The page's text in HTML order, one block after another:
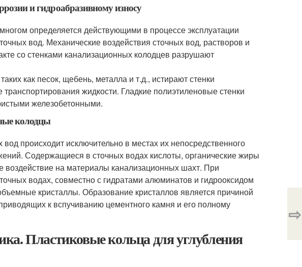
и гидроабразивному износу
определяется действующими в процессе эксплуатации
вод. Механические воздействия сточных вод, растворов и
со стенками канализационных колодцев разрушают
как песок, щебень, металла и т.д., истирают стенки
жидкости. Гладкие полиэтиленовые стенки
железобетонными.
колодцы
происходит исключительно в местах их непосредственного
Содержащиеся в сточных водах кислоты, органические жиры
на материалы канализационных шахт. При
водах, совместно с гидратами алюминатов и гидрооксидом
кристаллы. Образование кристаллов является причиной
к вспучиванию цементного камня и его полному
Пластиковые кольца для углубления
⇨